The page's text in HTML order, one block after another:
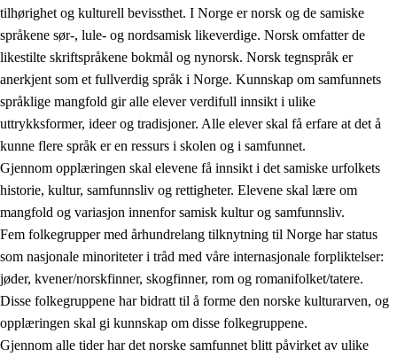
tilhørighet og kulturell bevissthet. I Norge er norsk og de samiske
språkene sør-, lule- og nordsamisk likeverdige. Norsk omfatter de
likestilte skriftspråkene bokmål og nynorsk. Norsk tegnspråk er
anerkjent som et fullverdig språk i Norge. Kunnskap om samfunnets
språklige mangfold gir alle elever verdifull innsikt i ulike
uttrykksformer, ideer og tradisjoner. Alle elever skal få erfare at det å
kunne flere språk er en ressurs i skolen og i samfunnet.
Gjennom opplæringen skal elevene få innsikt i det samiske urfolkets
historie, kultur, samfunnsliv og rettigheter. Elevene skal lære om
mangfold og variasjon innenfor samisk kultur og samfunnsliv.
Fem folkegrupper med århundrelang tilknytning til Norge har status
som nasjonale minoriteter i tråd med våre internasjonale forpliktelser:
jøder, kvener/norskfinner, skogfinner, rom og romanifolket/tatere.
Disse folkegruppene har bidratt til å forme den norske kulturarven, og
opplæringen skal gi kunnskap om disse folkegruppene.
Gjennom alle tider har det norske samfunnet blitt påvirket av ulike